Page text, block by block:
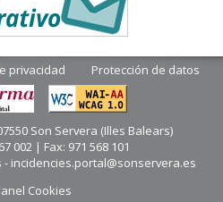
privacidad Protección de datos
Son Servera (Illes Balears)
002 | Fax: 971 568 101
incidencies.portal@sonservera.es
Cookies